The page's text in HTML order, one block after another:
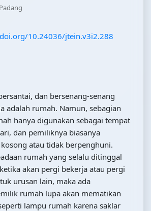
10.24036/jtein.v3i2.288
dan bersenang-senang
adalah rumah. Namun, sebagian
hanya digunakan sebagai tempat
dan pemiliknya biasanya
atau tidak berpenghuni.
rumah yang selalu ditinggal
akan pergi bekerja atau pergi
urusan lain, maka ada
rumah lupa akan mematikan
lampu rumah karena saklar